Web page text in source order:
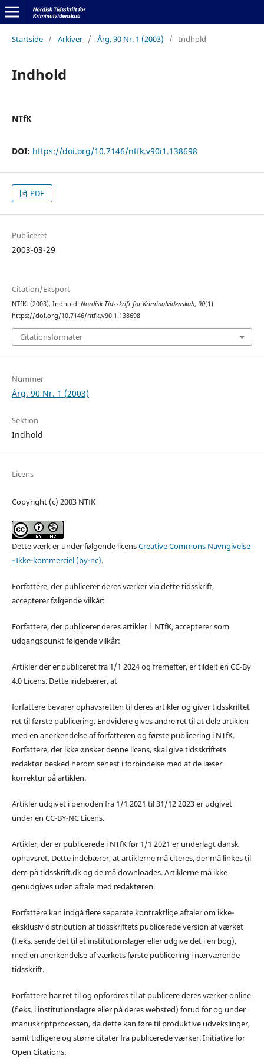
Startside / Arkiver / Årg. 90 Nr. 1 (2003) / Indhold
Indhold
NTfK
DOI: https://doi.org/10.7146/ntfk.v90i1.138698
PDF
Publiceret
2003-03-29
Citation/Eksport
NTfK. (2003). Indhold. Nordisk Tidsskrift for Kriminalvidenskab, 90(1).
https://doi.org/10.7146/ntfk.v90i1.138698
Citationsformater
Nummer
Årg. 90 Nr. 1 (2003)
Sektion
Indhold
Licens
Copyright (c) 2003 NTfK
Dette værk er under følgende licensCreative Commons Navngivelse
–Ikke-kommerciel (by-nc).
Forfattere, der publicerer deres værker via dette tidsskrift,
accepterer følgende vilkår:
Forfattere, der publicerer deres artikler i NTfK, accepterer som
udgangspunkt følgende vilkår:
Artikler der er publiceret fra 1/1 2024 og fremefter, er tildelt en CC-By
4.0 Licens. Dette indebærer, at
forfattere bevarer ophavsretten til deres artikler og giver tidsskriftet
ret til første publicering. Endvidere gives andre ret til at dele artiklen
med en anerkendelse af forfatteren og første publicering i NTfK.
Forfattere, der ikke ønsker denne licens, skal give tidsskriftets
redaktør besked herom senest i forbindelse med at de læser
korrektur på artiklen.
Artikler udgivet i perioden fra 1/1 2021 til 31/12 2023 er udgivet
under en CC-BY-NC Licens.
Artikler, der er publicerede i NTfK før 1/1 2021 er underlagt dansk
ophavsret. Dette indebærer, at artiklerne må citeres, der må linkes til
dem på tidsskrift.dk og de må downloades. Artiklerne må ikke
genudgives uden aftale med redaktøren.
Forfattere kan indgå flere separate kontraktlige aftaler om ikke-
eksklusiv distribution af tidsskriftets publicerede version af værket
(f.eks. sende det til et institutionslager eller udgive det i en bog),
med en anerkendelse af værkets første publicering i nærværende
tidsskrift.
Forfattere har ret til og opfordres til at publicere deres værker online
(f.eks. i institutionslagre eller på deres websted) forud for og under
manuskriptprocessen, da dette kan føre til produktive udvekslinger,
samt tidligere og større citater fra publicerede værker. Initiative for
Open Citations.